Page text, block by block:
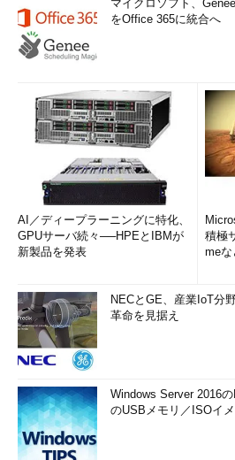
マイクロソフト、
をOffice 365に統合へ
AI／ディープラーニングに特化、
GPUサーバ続々──HPEとIBMが
新製品を発表
積極
meな
NECとGE、産業IoT分
革命を見据え
Windows Server 2016
のUSBメモリ／ISOイ